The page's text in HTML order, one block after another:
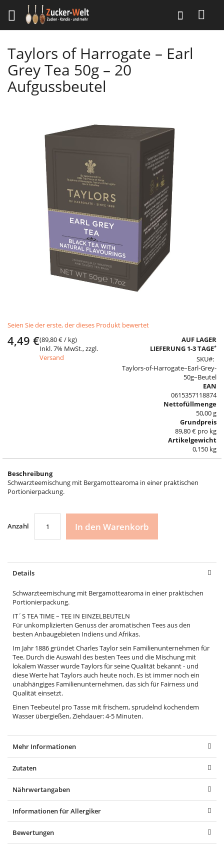
zum
Inhalt
Suche
Taylors of Harrogate – Earl
Grey Tea 50g – 20
Aufgussbeutel
to
the
beginning
Seien Sie der erste, der dieses Produkt bewertet
4,49 €(89,80 €/ kg)
Inkl. 7% MwSt., zzgl.
Versand
AUF LAGER
LIEFERUNG 1-3 TAGE*
SKU
Taylors-of-Harrogate–Earl-Grey-
50g–Beutel
EAN
0615357118874
Nettofüllmenge
50,00 g
Grundpreis
89,80 € pro kg
Artikelgewicht
0,150 kg
Beschreibung
Schwarzteemischung mit Bergamottearoma in einer praktischen
Portionierpackung.
Anzahl In den Warenkorb
Details
Schwarzteemischung mit Bergamottearoma in einer praktischen
Portionierpackung.
IT´S TEA TIME – TEE IN EINZELBEUTELN
Für unkomplizierten Genuss der aromatischen Tees aus den
besten Anbaugebieten Indiens und Afrikas.
Im Jahr 1886 gründet Charles Taylor sein Familienunternehmen für
Tee. Durch die Auswahl des besten Tees und die Mischung mit
lokalem Wasser wurde Taylors für seine Qualität bekannt - und
diese Werte hat Taylors auch heute noch. Es ist immer noch ein
unabhängiges Familienunternehmen, das sich für Fairness und
Qualität einsetzt.
Einen Teebeutel pro Tasse mit frischem, sprudelnd kochendem
Wasser übergießen, Ziehdauer: 4-5 Minuten.
Mehr Informationen
Zutaten
Nährwertangaben
Informationen für Allergiker
Bewertungen